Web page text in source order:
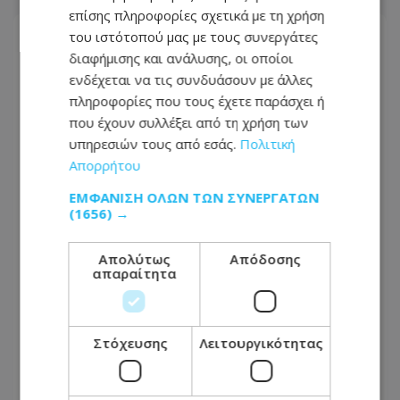
Άγκυρα, Ριάντ και Ισλαμαμπάντ: Ο
νέος ισχυρός άξονας στη Μέση
Ανατολή ανοίγει τον δρόμο για το
«ισλαμικό ΝΑΤΟ», τι σημαίνει η
συμφωνία της Μέκκας
επίσης πληροφορίες σχετικά με τη χρήση
του ιστότοπού μας με τους συνεργάτες
διαφήμισης και ανάλυσης, οι οποίοι
ενδέχεται να τις συνδυάσουν με άλλες
πληροφορίες που τους έχετε παράσχει ή
που έχουν συλλέξει από τη χρήση των
υπηρεσιών τους από εσάς. Πολιτική
Απορρήτου
ΕΜΦΆΝΙΣΗ ΌΛΩΝ ΤΩΝ ΣΥΝΕΡΓΑΤΏΝ
(1656) →
Απολύτως
απαραίτητα
Απόδοσης
Στόχευσης Λειτουργικότητας